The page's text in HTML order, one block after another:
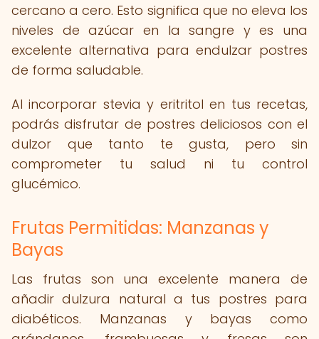
cercano a cero. Esto significa que no eleva los
niveles de azúcar en la sangre y es una
excelente alternativa para endulzar postres
de forma saludable.
Al incorporar stevia y eritritol en tus recetas,
podrás disfrutar de postres deliciosos con el
dulzor que tanto te gusta, pero sin
comprometer tu salud ni tu control
glucémico.
Frutas Permitidas: Manzanas y
Bayas
Las frutas son una excelente manera de
añadir dulzura natural a tus postres para
diabéticos. Manzanas y bayas como